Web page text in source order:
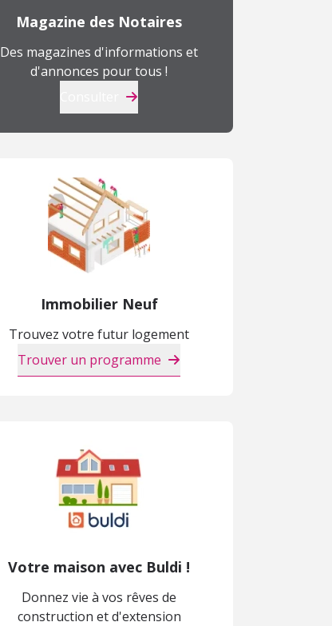
Magazine des Notaires
Des magazines d'informations et
d'annonces pour tous !
Immobilier Neuf
Trouvez votre futur logement
Trouver un programme
Votre maison avec Buldi !
Donnez vie à vos rêves de
construction et d'extension